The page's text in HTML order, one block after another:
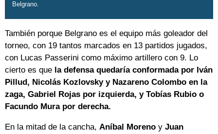
Belgrano.
También porque Belgrano es el equipo más goleador del
torneo, con 19 tantos marcados en 13 partidos jugados,
con Lucas Passerini como máximo artillero con 9. Lo
cierto es que la defensa quedaría conformada por Iván
Pillud, Nicolás Kozlovsky y Nazareno Colombo en la
zaga, Gabriel Rojas por izquierda, y Tobías Rubio o
Facundo Mura por derecha.
En la mitad de la cancha, Aníbal Moreno y Juan